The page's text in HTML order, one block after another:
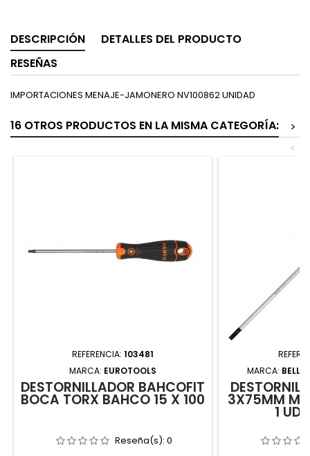
DESCRIPCIÓN
DETALLES DEL PRODUCTO
RESEÑAS
IMPORTACIONES MENAJE-JAMONERO NV100862 UNIDAD
16 OTROS PRODUCTOS EN LA MISMA CATEGORÍA:
>
<
REFERENCIA: 103481
MARCA: EUROTOOLS
DESTORNILLADOR BAHCOFIT
BOCA TORX BAHCO 15 X 100
Reseña(s): 0
MARCA:
3X75MM M/
1 UD